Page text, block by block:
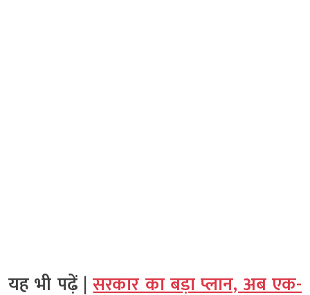
यह भी पढ़ें |सरकार का बड़ा प्लान, अब एक-